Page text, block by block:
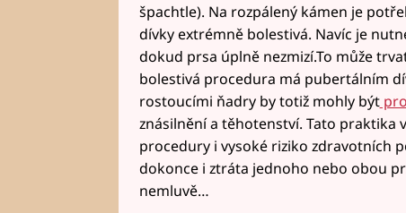
špachtle). Na rozpálený kámen je
dívky extrémně bolestivá. Navíc je
dokud prsa úplně nezmizí.To může
bolestivá procedura má pubertálním
rostoucími ňadry by totiž mohly být
znásilnění a těhotenství. Tato praktika
procedury i vysoké riziko zdravotních
dokonce i ztráta jednoho nebo obou
nemluvě…